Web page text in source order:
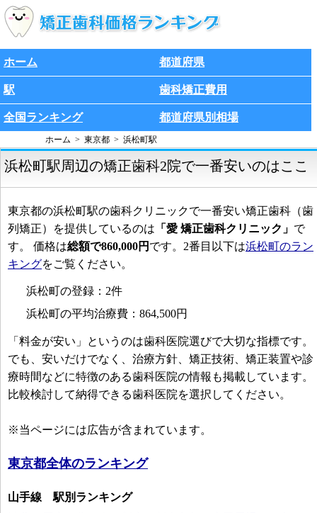
ホーム 都道府県
駅 歯科矯正費用
全国ランキング 都道府県別相場
ホーム 東京都 浜松町駅
浜松町駅周辺の矯正歯科2院で一番安いのはここ
東京都の浜松町駅の歯科クリニックで一番安い矯正歯科（歯
列矯正）を提供しているのは 「愛 矯正歯科クリニック」 で
す。 価格は総額で860,000円 です。2番目以下は浜松町のラン
キングをご覧ください。
浜松町の登録：2件
浜松町の平均治療費：864,500円
「料金が安い」というのは歯科医院選びで大切な指標です。
でも、安いだけでなく、治療方針、矯正技術、矯正装置や診
療時間などに特徴のある歯科医院の情報も掲載しています。
比較検討して納得できる歯科医院を選択してください。
※当ページには広告が含まれています。
東京都全体のランキング
山手線 駅別ランキング